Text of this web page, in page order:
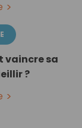
vaincre sa
?